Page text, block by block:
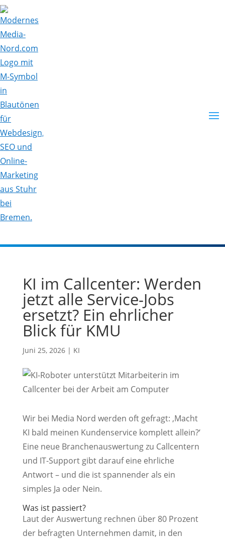
KI im Callcenter: Werden
jetzt alle Service-Jobs
ersetzt? Ein ehrlicher
Blick für KMU
Juni 25, 2026| KI
Wir bei Media Nord werden oft gefragt: ‚Macht
KI bald meinen Kundenservice komplett allein?‘
Eine neue Branchenauswertung zu Callcentern
und IT-Support gibt darauf eine ehrliche
Antwort – und die ist spannender als ein
simples Ja oder Nein.
Was ist passiert?
Laut der Auswertung rechnen über 80 Prozent
der befragten Unternehmen damit, in den